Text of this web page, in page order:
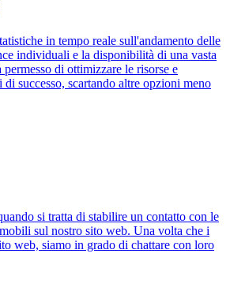
in tempo reale sull'andamento delle
individuali e la disponibilità di una vasta
di ottimizzare le risorse e
di successo, scartando altre opzioni meno
si tratta di stabilire un contatto con le
sul nostro sito web. Una volta che i
web, siamo in grado di chattare con loro